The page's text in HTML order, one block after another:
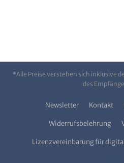
*Alle Preise verstehen sich inklusive
des
Newsletter Kontakt
Widerrufsbelehrung
Lizenzvereinbarung für